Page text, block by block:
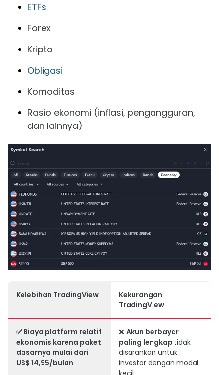
ETFs
Forex
Kripto
Obligasi
Komoditas
Rasio ekonomi (inflasi, pengangguran,
dan lainnya)
Kelebihan TradingView
Kekurangan
TradingView
✅ Biaya platform relatif
ekonomis karena paket
dasarnya mulai dari
US$ 14,95/bulan
❌ Akun berbayar
paling lengkap tidak
disarankan untuk
investor dengan modal